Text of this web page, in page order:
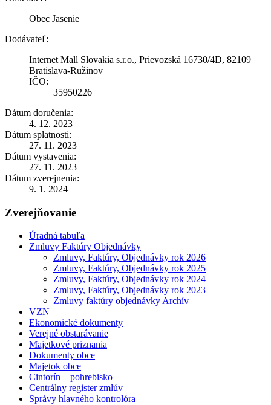
Obec Jasenie
Dodávateľ:
Internet Mall Slovakia s.r.o., Prievozská 16730/4D, 82109
Bratislava-Ružinov
IČO:
35950226
Dátum doručenia:
4. 12. 2023
Dátum splatnosti:
27. 11. 2023
Dátum vystavenia:
27. 11. 2023
Dátum zverejnenia:
9. 1. 2024
Zverejňovanie
Úradná tabuľa
Zmluvy Faktúry Objednávky
Zmluvy, Faktúry, Objednávky rok 2026
Zmluvy, Faktúry, Objednávky rok 2025
Zmluvy, Faktúry, Objednávky rok 2024
Zmluvy, Faktúry, Objednávky rok 2023
Zmluvy faktúry objednávky Archív
VZN
Ekonomické dokumenty
Verejné obstarávanie
Majetkové priznania
Dokumenty obce
Majetok obce
Cintorín – pohrebisko
Centrálny register zmlúv
Správy hlavného kontrolóra